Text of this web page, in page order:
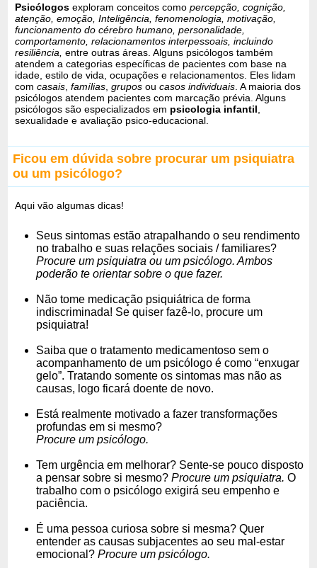
Psicólogos exploram conceitos comopercepção, cognição,
atenção, emoção, Inteligência, fenomenologia, motivação,
funcionamento do cérebro humano, personalidade,
comportamento, relacionamentos interpessoais, incluindo
resiliência, entre outras áreas. Alguns psicólogos também
atendem a categorias específicas de pacientes com base na
idade, estilo de vida, ocupações e relacionamentos. Eles lidam
comcasais ,famílias ,grupos oucasos individuais . A maioria dos
psicólogos atendem pacientes com marcação prévia. Alguns
psicólogos são especializados em psicologia infantil
sexualidade e avaliação psico-educacional.
Ficou em dúvida sobre procurar um psiquiatra
ou um psicólogo?
Aqui vão algumas dicas!
Seus sintomas estão atrapalhando o seu rendimento
no trabalho e suas relações sociais / familiares?
Procure um psiquiatra ou um psicólogo. Ambos
poderão te orientar sobre o que fazer.
Não tome medicação psiquiátrica de forma
indiscriminada! Se quiser fazê-lo, procure um
psiquiatra!
Saiba que o tratamento medicamentoso sem o
acompanhamento de um psicólogo é como “enxugar
gelo”. Tratando somente os sintomas mas não as
causas, logo ficará doente de novo.
Está realmente motivado a fazer transformações
profundas em si mesmo?
Procure um psicólogo.
Tem urgência em melhorar? Sente-se pouco disposto
a pensar sobre si mesmo?Procure um psiquiatra. O
trabalho com o psicólogo exigirá seu empenho e
paciência.
É uma pessoa curiosa sobre si mesma? Quer
entender as causas subjacentes ao seu mal-estar
emocional?Procure um psicólogo.